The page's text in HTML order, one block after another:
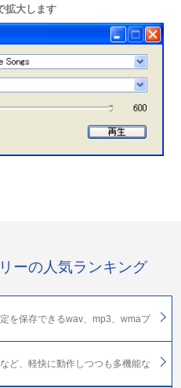
拡大します
ーの人気ランキング
を保存できるwav、mp3、wmaプ
ど、軽快に動作しつつも多機能な